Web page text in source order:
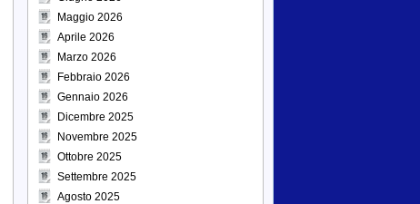
Maggio 2026
Aprile 2026
Marzo 2026
Febbraio 2026
Gennaio 2026
Dicembre 2025
Novembre 2025
Ottobre 2025
Settembre 2025
Agosto 2025